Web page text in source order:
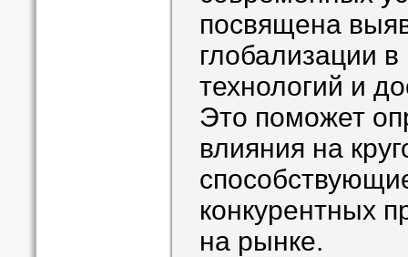
посвящена
глобализации
технологий и
Это поможет
влияния на
конкурентных
на рынке.